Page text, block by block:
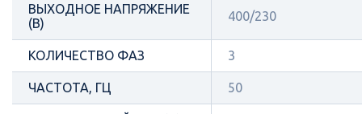
ВЫХОДНОЕ НАПРЯЖЕНИЕ
(В)
400/230
КОЛИЧЕСТВО ФАЗ 3
ЧАСТОТА, ГЦ 50